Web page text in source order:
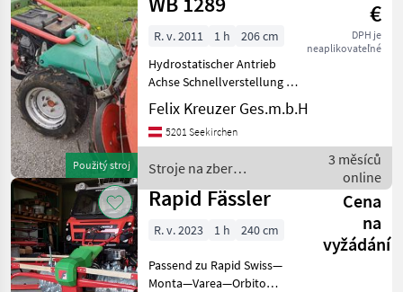
AKTUÁLNÍ
CESTA
poľnohospodárska
technika
Stroje Na Zber
Objemovych
Krmiv
Prstove A
Dvojnoznicove
Travne Kosacky
Rapid
VYBRAT
KATEGORII
Obnovit
Zobrazit
výsledků
Použitý stroj
€
DPH je
neaplikovateľné
R. v. 2011 1 h
206 cm
Hydrostatischer Antrieb
Achse Schnellverstellung 2
Antriebsgeschwindigkeiten
für Anbauwerkzeuge
Zustand Sehr Gut 2025 Alle
Messerbalken
Felix Kreuzer Ges.m.b.H
5201 Seekirchen
Stroje na zber
objemových krmív / Rapid
3 měsíců
online
Rapid Fässler
Cena
na
vyžádání
R. v. 2023 1 h 240 cm
Passend zu Rapid Swiss—
Monta—Varea—Orbito